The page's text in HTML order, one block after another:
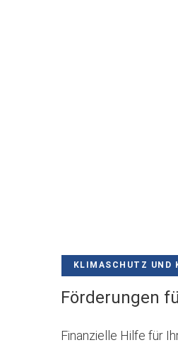
KLIMASCHUTZ UND
Förderungen
Finanzielle Hilfe für